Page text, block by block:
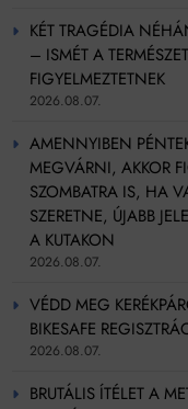
KÉT TRAGÉDIA
– ISMÉT A
FIGYELMEZTETNEK
2026.08.07.
AMENNYIBEN
MEGVÁRNI, AKKOR
SZOMBATRA IS, HA
SZERETNE, ÚJABB
A KUTAKON
2026.08.07.
VÉDD MEG
BIKESAFE
2026.08.07.
BRUTÁLIS ÍTÉLET A